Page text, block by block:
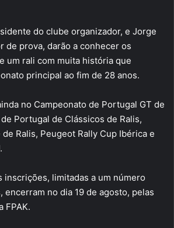
do clube organizador, e Jorge
de prova, darão a conhecer os
um rali com muita história que
principal ao fim de 28 anos.
no Campeonato de Portugal GT de
Portugal de Clássicos de Ralis,
Ralis, Peugeot Rally Cup Ibérica e
inscrições, limitadas a um número
encerram no dia 19 de agosto, pelas
FPAK.